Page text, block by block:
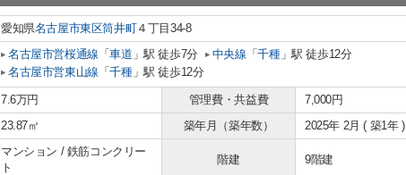
愛知県名古屋市東区筒井町４丁目34-8
名古屋市営桜通線 「車道 」駅 徒歩7分 中央線 「千種」駅 徒歩12分
名古屋市営東山線 「千種」駅 徒歩12分
7.6万円 管理費・共益費
7,000円
23.87㎡ 築年月（築年数） 2025年 2月 ( 築1年 )
マンション / 鉄筋コンクリー
ト
階建 9階建